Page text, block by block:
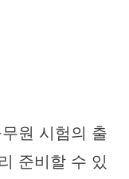
원 시험의 출
준비할 수 있